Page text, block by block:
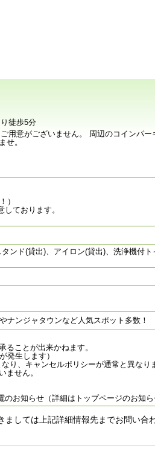
徒歩5分
用意がございません。 周辺のコインパー
せ。
）
ております。
ド(貸出)、アイロン(貸出)、洗浄機付ト
ナンジャタウンなど人気スポット多数！
ことが出来かねます。
発生します）
り、キャンセルポリシーが通常と異なり
ません。
お知らせ（詳細はトップページのお知ら
しては上記詳細情報先までお問い合